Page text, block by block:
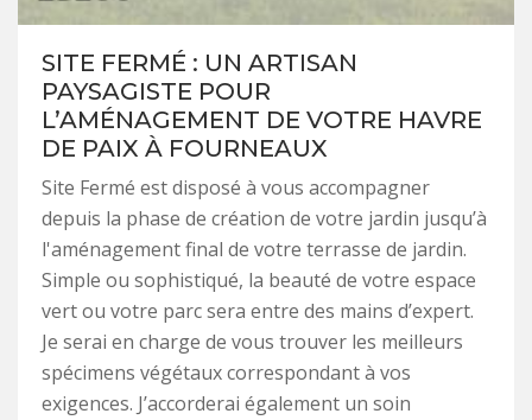
SITE FERMÉ : UN ARTISAN
PAYSAGISTE POUR
L’AMÉNAGEMENT DE VOTRE HAVRE
DE PAIX À FOURNEAUX
Site Fermé est disposé à vous accompagner
depuis la phase de création de votre jardin jusqu’à
l'aménagement final de votre terrasse de jardin.
Simple ou sophistiqué, la beauté de votre espace
vert ou votre parc sera entre des mains d’expert.
Je serai en charge de vous trouver les meilleurs
spécimens végétaux correspondant à vos
exigences. J’accorderai également un soin